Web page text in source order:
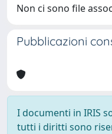
Non ci sono file
Pubblicazioni
I documenti in IRIS
tutti i diritti sono